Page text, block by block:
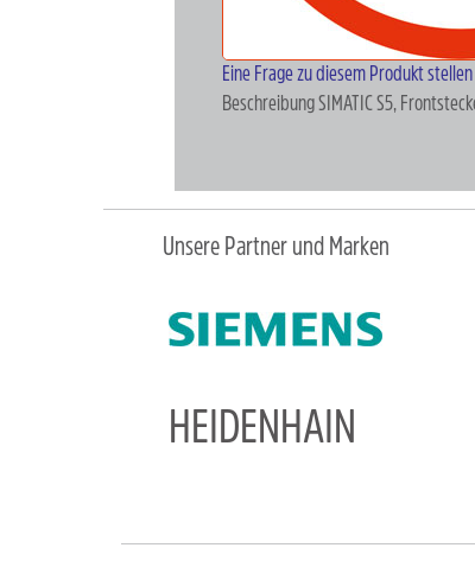
Eine Frage zu diesem Produkt stellen
BeschreibungSIMATIC S5,
Unsere Partner und Marken
HEIDENHAIN